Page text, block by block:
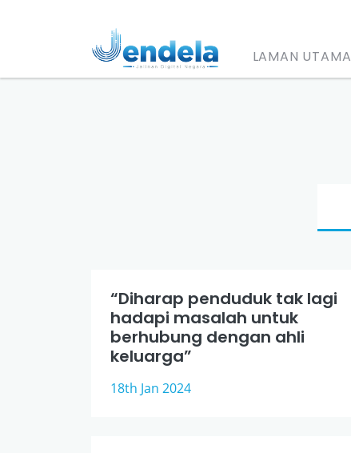
LAMAN UTAMA
“Diharap penduduk tak lagi
hadapi masalah untuk
berhubung dengan ahli
keluarga”
18th Jan 2024